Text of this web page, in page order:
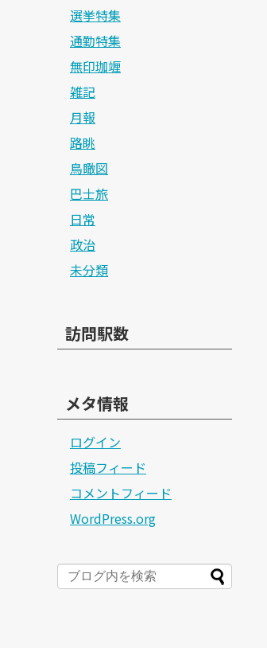
選挙特集
通勤特集
無印珈竰
雑記
月報
路眺
鳥瞰図
巴士旅
日常
政治
未分類
訪問駅数
メタ情報
ログイン
投稿フィード
コメントフィード
WordPress.org